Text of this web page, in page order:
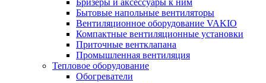
Бризеры и аксессуары к ним
Бытовые напольные вентиляторы
Вентиляционное оборудование VAKIO
Компактные вентиляционные установки
Приточные вентклапана
Промышленная вентиляция
Тепловое оборудование
Обогреватели